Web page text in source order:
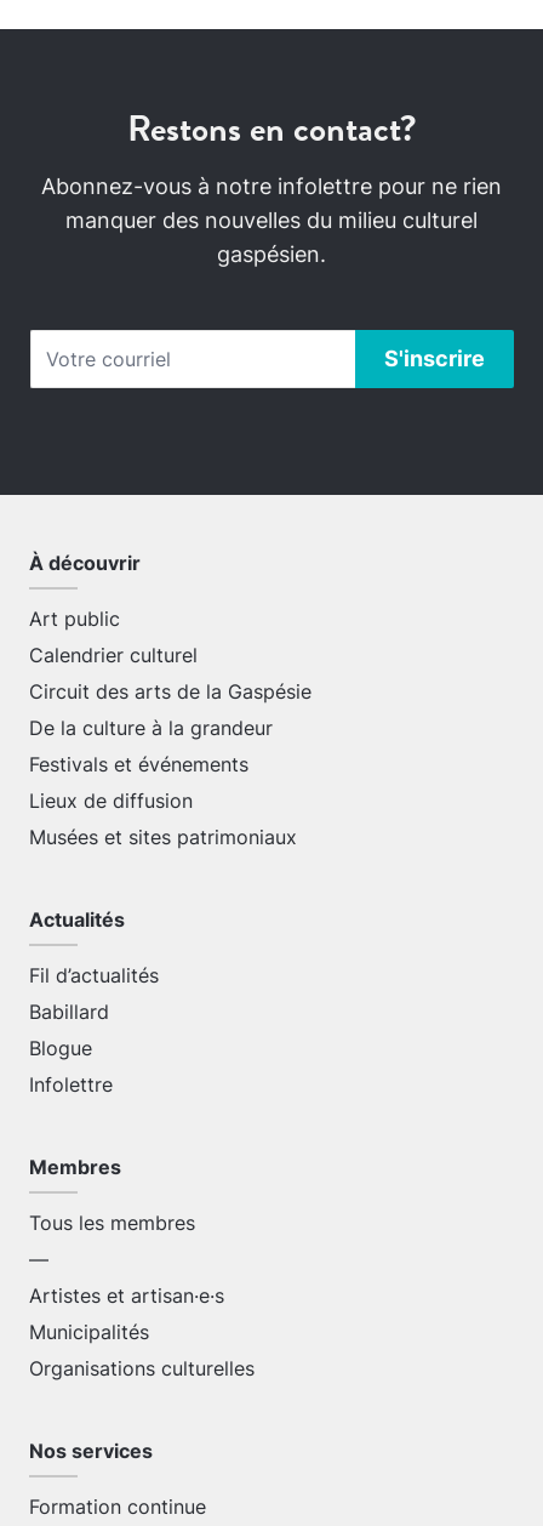
Restons en contact?
Abonnez-vous à notre infolettre pour ne rien
manquer des nouvelles du milieu culturel
gaspésien.
À découvrir
Art public
Calendrier culturel
Circuit des arts de la Gaspésie
De la culture à la grandeur
Festivals et événements
Lieux de diffusion
Musées et sites patrimoniaux
Actualités
Fil d’actualités
Babillard
Blogue
Infolettre
Membres
Tous les membres
—
Artistes et artisan·e·s
Municipalités
Organisations culturelles
Nos services
Formation continue